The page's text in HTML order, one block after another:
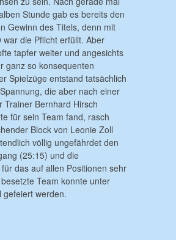
Stunde gab es bereits den
Gewinn des Titels, denn mit
die Pflicht erfüllt. Aber
tapfer weiter und angesichts
ganz so konsequenten
Spielzüge entstand tatsächlich
die aber nach einer
Trainer Bernhard Hirsch
für sein Team fand, rasch
Block von Leonie Zoll
völlig ungefährdet den
(25:15) und die
das auf allen Positionen sehr
Team konnte unter
werden.